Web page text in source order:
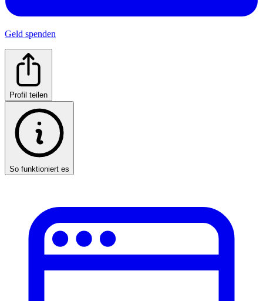
Geld spenden
Profil teilen
So funktioniert es